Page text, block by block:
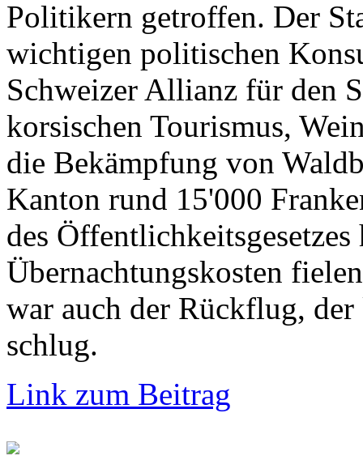
Politikern getroffen. Der
wichtigen politischen
Schweizer Allianz für den
korsischen Tourismus,
die Bekämpfung von
Kanton rund 15'000
des
Übernachtungskosten
war auch der Rückflug,
schlug.
Link zum Beitrag